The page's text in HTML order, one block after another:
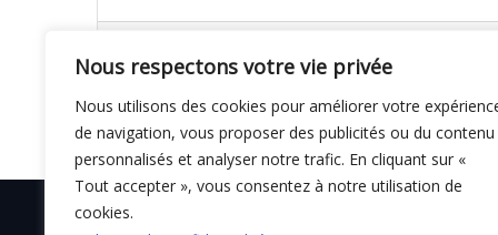
Nous respectons votre vie privée
Nous utilisons des cookies pour améliorer votre
de navigation, vous proposer des publicités ou du contenu
personnalisés et analyser notre trafic. En cliquant sur «
Tout accepter », vous consentez à notre utilisation de
cookies.
Enregistrer